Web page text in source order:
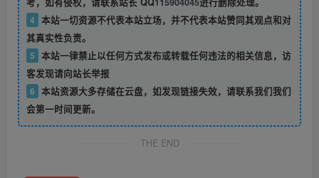
4 本站一切资源不代表本站立场，并不代表本站赞同其观点和对
其真实性负责。
5 本站一律禁止以任何方式发布或转载任何违法的相关信息，访
客发现请向站长举报
6 本站资源大多存储在云盘，如发现链接失效，请联系我们我们
会第一时间更新。
THE END